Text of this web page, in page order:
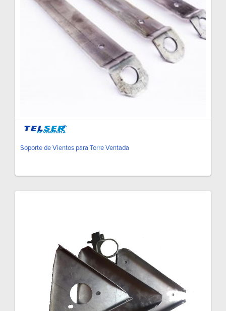
Soporte de Vientos para Torre Ventada